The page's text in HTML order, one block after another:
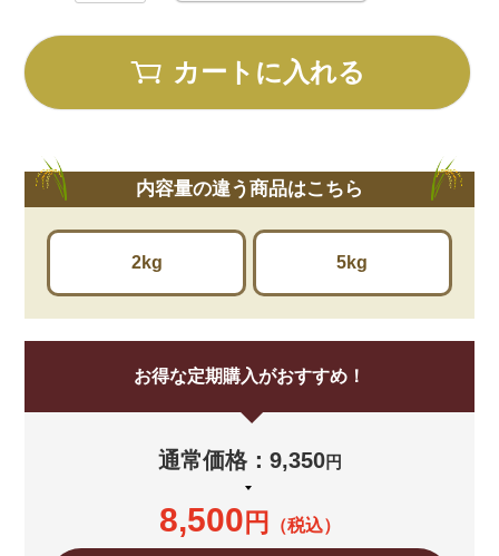
カートに入れる
内容量の違う商品はこちら
2kg 5kg
お得な定期購入がおすすめ！
通常価格：9,350円
8,500 円 （税込）